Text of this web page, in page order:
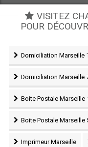
VISITEZ
POUR
Domiciliation Marseille
Domiciliation Marseille
Boite Postale Marseille
Boite Postale Marseille
Imprimeur Marseille